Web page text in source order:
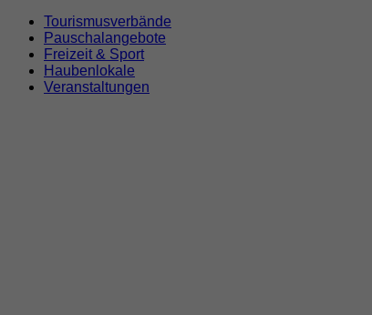
Tourismusverbände
Pauschalangebote
Freizeit & Sport
Haubenlokale
Veranstaltungen